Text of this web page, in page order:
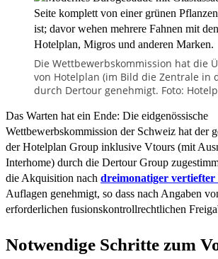
Die Wettbewerbskommission hat die
von Hotelplan (im Bild die Zentrale in
durch Dertour genehmigt. Foto:
Das Warten hat ein Ende: Die eidgenössische
Wettbewerbskommission der Schweiz hat der
der Hotelplan Group inklusive Vtours (mit
Interhome) durch die Dertour Group
die Akquisition nach dreimonatiger
Auflagen genehmigt, so dass nach Angaben
erforderlichen fusionskontrollrechtlichen
Notwendige Schritte zum